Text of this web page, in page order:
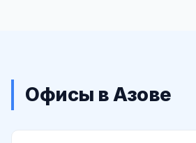
Офисы в Азове